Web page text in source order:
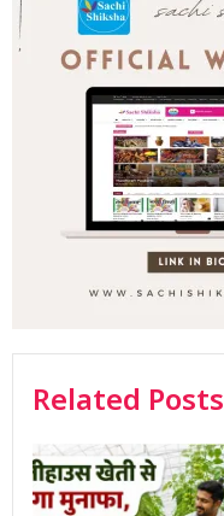
Related Posts